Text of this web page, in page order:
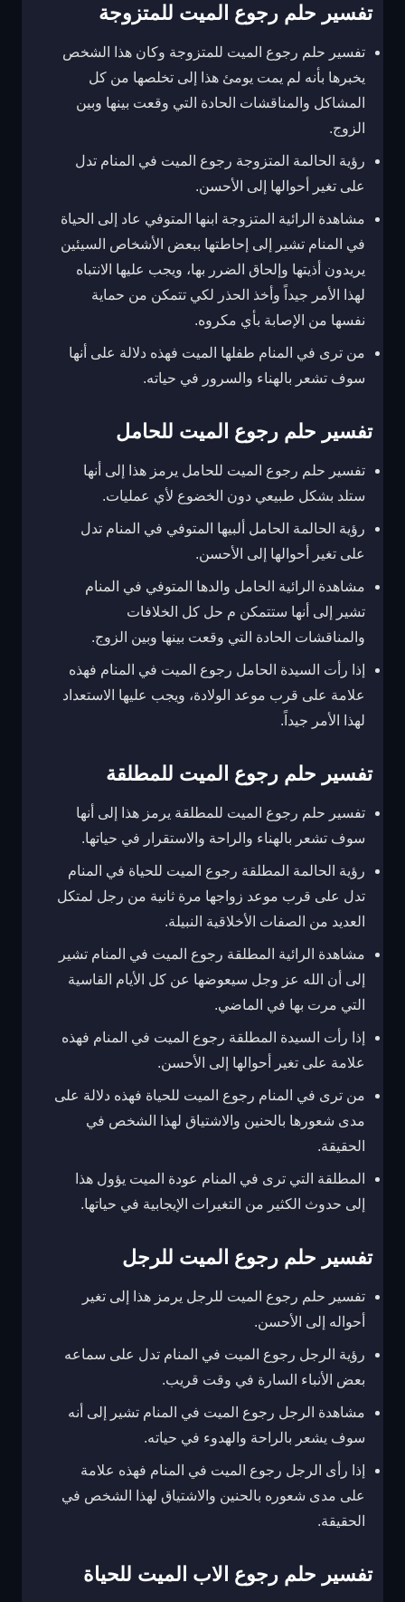
تفسير حلم رجوع الميت للمتزوجة
تفسير حلم رجوع الميت للمتزوجة وكان هذا الشخص
يخبرها بأنه لم يمت يومئ هذا إلى تخلصها من كل
المشاكل والمناقشات الحادة التي وقعت بينها وبين
الزوج.
رؤية الحالمة المتزوجة رجوع الميت في المنام تدل
على تغير أحوالها إلى الأحسن.
مشاهدة الرائية المتزوجة ابنها المتوفي عاد إلى الحياة
في المنام تشير إلى إحاطتها ببعض الأشخاص السيئين
يريدون أذيتها وإلحاق الضرر بها، ويجب عليها الانتباه
لهذا الأمر جيداً وأخذ الحذر لكي تتمكن من حماية
نفسها من الإصابة بأي مكروه.
من ترى في المنام طفلها الميت فهذه دلالة على أنها
سوف تشعر بالهناء والسرور في حياته.
تفسير حلم رجوع الميت للحامل
تفسير حلم رجوع الميت للحامل يرمز هذا إلى أنها
ستلد بشكل طبيعي دون الخضوع لأي عمليات.
رؤية الحالمة الحامل ألبيها المتوفي في المنام تدل
على تغير أحوالها إلى الأحسن.
مشاهدة الرائية الحامل والدها المتوفي في المنام
تشير إلى أنها ستتمكن م حل كل الخلافات
والمناقشات الحادة التي وقعت بينها وبين الزوج.
إذا رأت السيدة الحامل رجوع الميت في المنام فهذه
علامة على قرب موعد الولادة، ويجب عليها الاستعداد
لهذا الأمر جيداً.
تفسير حلم رجوع الميت للمطلقة
تفسير حلم رجوع الميت للمطلقة يرمز هذا إلى أنها
سوف تشعر بالهناء والراحة والاستقرار في حياتها.
رؤية الحالمة المطلقة رجوع الميت للحياة في المنام
تدل على قرب موعد زواجها مرة ثانية من رجل لمتكل
العديد من الصفات الأخلاقية النبيلة.
مشاهدة الرائية المطلقة رجوع الميت في المنام تشير
إلى أن الله عز وجل سيعوضها عن كل الأيام القاسية
التي مرت بها في الماضي.
إذا رأت السيدة المطلقة رجوع الميت في المنام فهذه
علامة على تغير أحوالها إلى الأحسن.
من ترى في المنام رجوع الميت للحياة فهذه دلالة على
مدى شعورها بالحنين والاشتياق لهذا الشخص في
الحقيقة.
المطلقة التي ترى في المنام عودة الميت يؤول هذا
إلى حدوث الكثير من التغيرات الإيجابية في حياتها.
تفسير حلم رجوع الميت للرجل
تفسير حلم رجوع الميت للرجل يرمز هذا إلى تغير
أحواله إلى الأحسن.
رؤية الرجل رجوع الميت في المنام تدل على سماعه
بعض الأنباء السارة في وقت قريب.
مشاهدة الرجل رجوع الميت في المنام تشير إلى أنه
سوف يشعر بالراحة والهدوء في حياته.
إذا رأى الرجل رجوع الميت في المنام فهذه علامة
على مدى شعوره بالحنين والاشتياق لهذا الشخص في
الحقيقة.
تفسير حلم رجوع الاب الميت للحياة